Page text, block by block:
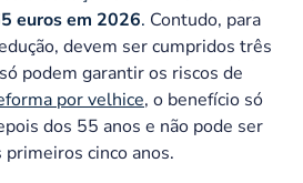
euros em 2026. Contudo, para
devem ser cumpridos três
podem garantir os riscos de
por velhice, o benefício só
dos 55 anos e não pode ser
cinco anos.